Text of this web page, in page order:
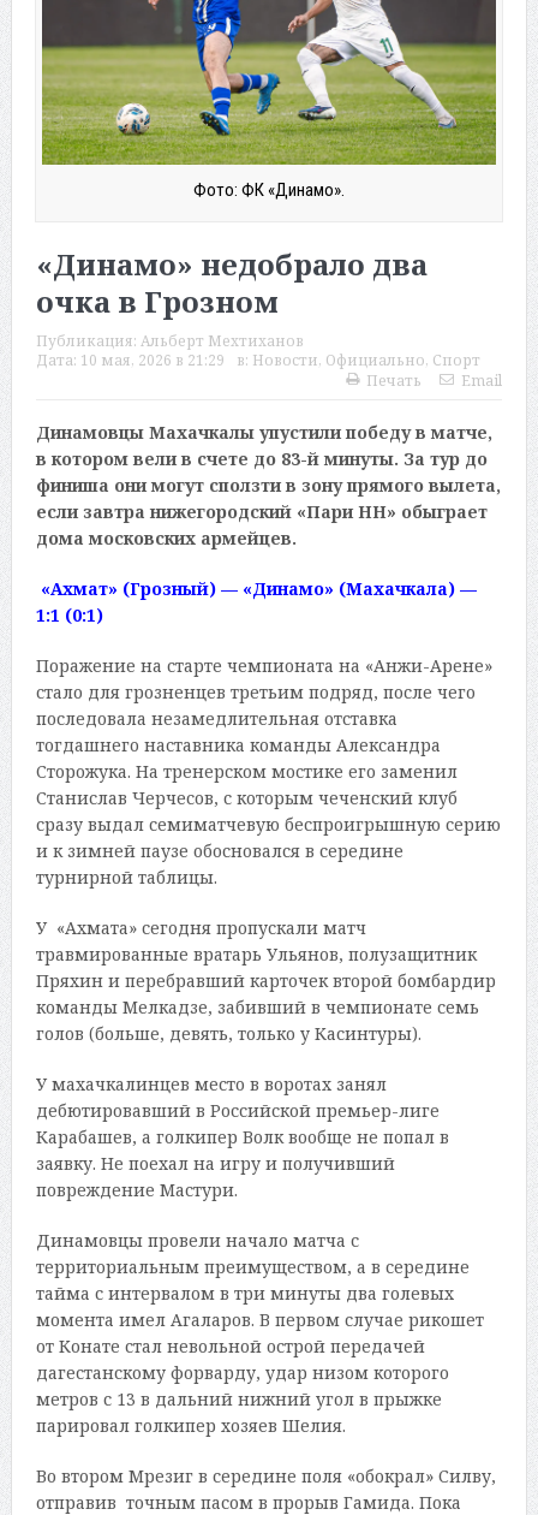
Фото: ФК «Динамо».
«Динамо» недобрало два
очка в Грозном
Публикация: Альберт Мехтиханов
Дата: 10 мая, 2026 в 21:29 в: Новости, Официально, Спорт
Печать
Email
Динамовцы Махачкалы упустили победу в матче,
в котором вели в счете до 83-й минуты. За тур до
финиша они могут сползти в зону прямого вылета,
если завтра нижегородский «Пари НН» обыграет
дома московских армейцев.
«Ахмат» (Грозный) — «Динамо» (Махачкала) —
1:1 (0:1)
Поражение на старте чемпионата на «Анжи-Арене»
стало для грозненцев третьим подряд, после чего
последовала незамедлительная отставка
тогдашнего наставника команды Александра
Сторожука. На тренерском мостике его заменил
Станислав Черчесов, с которым чеченский клуб
сразу выдал семиматчевую беспроигрышную серию
и к зимней паузе обосновался в середине
турнирной таблицы.
У «Ахмата» сегодня пропускали матч
травмированные вратарь Ульянов, полузащитник
Пряхин и перебравший карточек второй бомбардир
команды Мелкадзе, забивший в чемпионате семь
голов (больше, девять, только у Касинтуры).
У махачкалинцев место в воротах занял
дебютировавший в Российской премьер-лиге
Карабашев, а голкипер Волк вообще не попал в
заявку. Не поехал на игру и получивший
повреждение Мастури.
Динамовцы провели начало матча с
территориальным преимуществом, а в середине
тайма с интервалом в три минуты два голевых
момента имел Агаларов. В первом случае рикошет
от Конате стал невольной острой передачей
дагестанскому форварду, удар низом которого
метров с 13 в дальний нижний угол в прыжке
парировал голкипер хозяев Шелия.
Во втором Мрезиг в середине поля «обокрал» Силву,
отправив точным пасом в прорыв Гамида. Пока